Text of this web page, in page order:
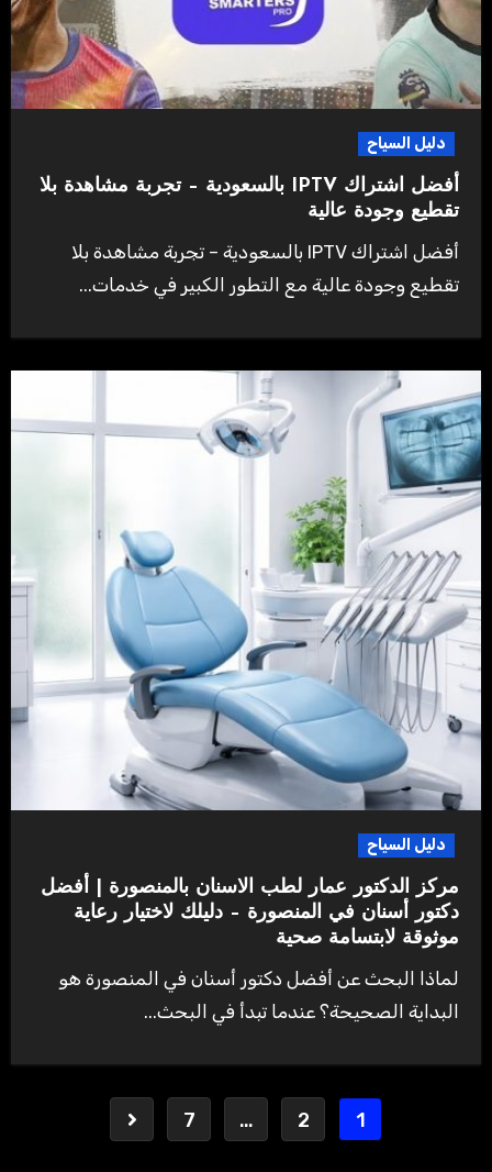
دليل السياح
أفضل اشتراك IPTV بالسعودية – تجربة مشاهدة بلا
تقطيع وجودة عالية
أفضل اشتراك IPTV بالسعودية – تجربة مشاهدة بلا
تقطيع وجودة عالية مع التطور الكبير في خدمات...
دليل السياح
مركز الدكتور عمار لطب الاسنان بالمنصورة | أفضل
دكتور أسنان في المنصورة – دليلك لاختيار رعاية
موثوقة لابتسامة صحية
لماذا البحث عن أفضل دكتور أسنان في المنصورة هو
البداية الصحيحة؟ عندما تبدأ في البحث...
1
2
…
7